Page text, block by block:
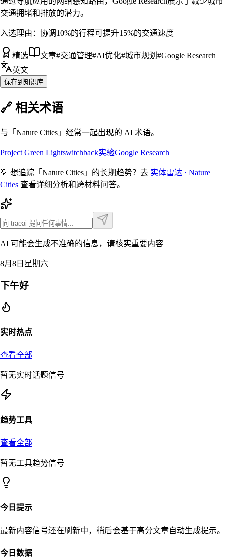
交通拥堵和排放的潜力。
入选理由： 协调10%的行程可提升15%的交通速度
精选 文章#交通管理#AI优化#城市规划 #Google Research
英文
保存到知识库
🔗 相关术语
与「 Nature Cities 」经常一起出现的 AI 术语。
Project Green Lightswitchback实验Google Research
💡 想追踪「 Nature Cities 」的长期趋势？去 实体雷达 · Nature
Cities 查看详细分析和跨材料问答。
AI 可能会生成不准确的信息，请核实重要内容
8月8日星期六
下午好
实时热点
查看全部
暂无实时话题信号
趋势工具
查看全部
暂无工具趋势信号
今日提示
最新内容信号还在刷新中，稍后会基于高分文章自动生成提示。
今日数据